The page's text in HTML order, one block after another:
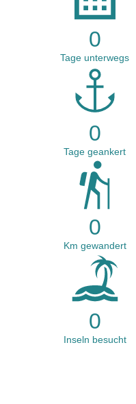
0
Tage unterwegs
0
Tage geankert
0
Km gewandert
0
Inseln besucht